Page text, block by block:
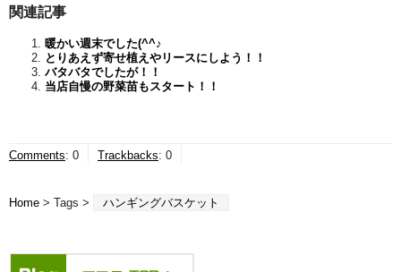
関連記事
暖かい週末でした(^^♪
とりあえず寄せ植えやリースにしよう！！
バタバタでしたが！！
当店自慢の野菜苗もスタート！！
Comments: 0 Trackbacks: 0
Home > Tags > ハンギングバスケット